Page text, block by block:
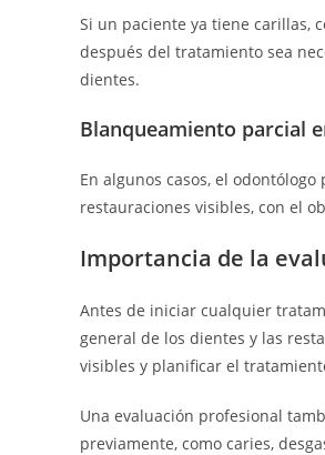
Si un paciente ya tiene carillas,
después del tratamiento sea
dientes.
Blanqueamiento parcial
En algunos casos, el
restauraciones visibles, con el
Importancia de la
Antes de iniciar cualquier
general de los dientes y las
visibles y planificar el
Una evaluación profesional
previamente, como caries,